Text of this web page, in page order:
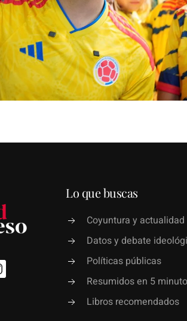
Lo que buscas
Coyuntura y actualidad
Datos y debate
Políticas públicas
Resumidos en 5
Libros recomendados